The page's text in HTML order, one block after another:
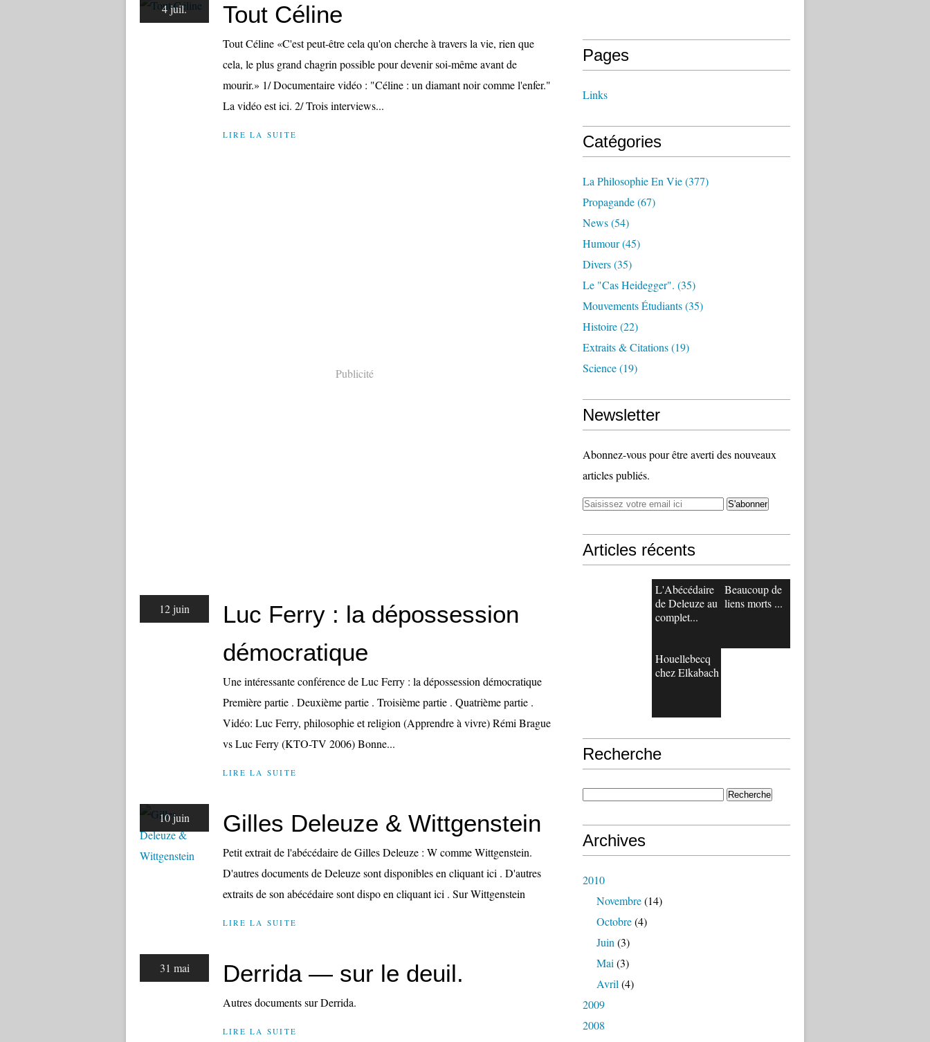
4 juil. Tout Céline
Tout Céline «C'est peut-être cela qu'on cherche à travers la vie, rien que
cela, le plus grand chagrin possible pour devenir soi-même avant de
mourir.» 1/ Documentaire vidéo : "Céline : un diamant noir comme l'enfer."
La vidéo est ici. 2/ Trois interviews...
LIRE LA SUITE
Publicité
12 juin
Luc Ferry : la dépossession
démocratique
Une intéressante conférence de Luc Ferry : la dépossession démocratique
Première partie . Deuxième partie . Troisième partie . Quatrième partie .
Vidéo: Luc Ferry, philosophie et religion (Apprendre à vivre) Rémi Brague
vs Luc Ferry (KTO-TV 2006) Bonne...
LIRE LA SUITE
10 juin Gilles Deleuze & Wittgenstein
Petit extrait de l'abécédaire de Gilles Deleuze : W comme Wittgenstein.
D'autres documents de Deleuze sont disponibles en cliquant ici . D'autres
extraits de son abécédaire sont dispo en cliquant ici . Sur Wittgenstein
LIRE LA SUITE
31 mai Derrida — sur le deuil.
Autres documents sur Derrida.
LIRE LA SUITE
Pages
Links
Catégories
La Philosophie En Vie(377)
Propagande(67)
News(54)
Humour(45)
Divers(35)
Le "cas Heidegger". (35)
Mouvements Étudiants(35)
Histoire(22)
Extraits & Citations(19)
Science(19)
Newsletter
Abonnez-vous pour être averti des nouveaux
articles publiés.
Articles récents
L'Abécédaire
de Deleuze au
complet...
Beaucoup de
liens morts ...
Houellebecq
chez Elkabach
Recherche
Archives
2010
Novembre(14)
Octobre(4)
Juin (3)
Mai (3)
Avril (4)
2009
2008